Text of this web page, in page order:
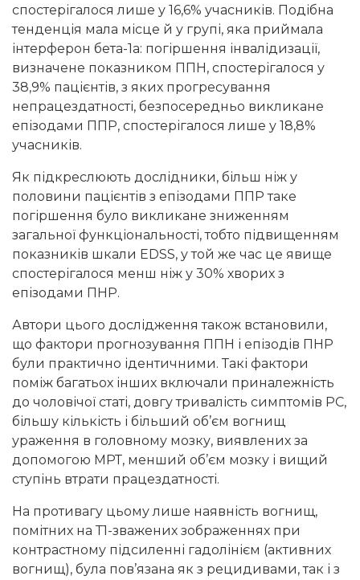
спостерігалося лише у 16,6% учасників. Подібна
тенденція мала місце й у групі, яка приймала
інтерферон бета-1а: погіршення інвалідизації,
визначене показником ППН, спостерігалося у
38,9% пацієнтів, з яких прогресування
непрацездатності, безпосередньо викликане
епізодами ППР, спостерігалося лише у 18,8%
учасників.
Як підкреслюють дослідники, більш ніж у
половини пацієнтів з епізодами ППР таке
погіршення було викликане зниженням
загальної функціональності, тобто підвищенням
показників шкали EDSS, у той же час це явище
спостерігалося менш ніж у 30% хворих з
епізодами ПНР.
Автори цього дослідження також встановили,
що фактори прогнозування ППН і епізодів ПНР
були практично ідентичними. Такі фактори
поміж багатьох інших включали приналежність
до чоловічої статі, довгу тривалість симптомів РС,
більшу кількість і більший об’єм вогнищ
ураження в головному мозку, виявлених за
допомогою МРТ, менший об’єм мозку і вищий
ступінь втрати працездатності.
На противагу цьому лише наявність вогнищ,
помітних на Т1-зважених зображеннях при
контрастному підсиленні гадолінієм (активних
вогнищ), була пов’язана як з рецидивами, так і з